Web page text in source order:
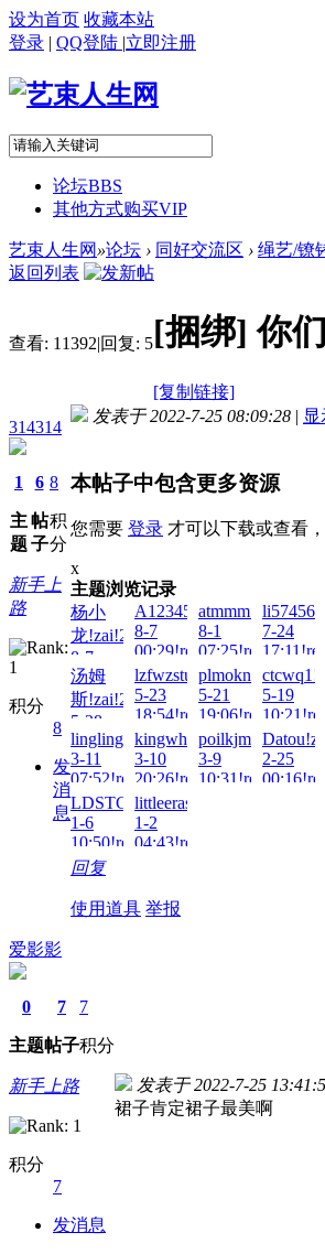
设为首页 收藏本站
登录 | QQ登陆 |立即注册
论坛BBS
其他方式购买VIP
艺束人生网 »论坛 › 同好交流区 › 绳艺/镣
返回列表
查看: 11392|回复: 5[捆绑]你
[复制链接]
314314
1
主
题
6
帖
子
8
积
分
新手上
路
积分
8
发
消
息
发表于 2022-7-25 08:09:28 |
本帖子中包含更多资源
您需要 登录 才可以下载或查看
x
主题浏览记录
杨小
龙!zai!2026-
8-7
09:22!read!
A123456...!zai!2026-
8-7
00:29!read!
atmmm!zai!2026-
8-1
07:25!read!
7-24
汤姆
斯!zai!2026-
5-28
00:53!read!
lzfwzstuvw!zai!2026-
5-23
18:54!read!
plmokn!zai!2026-
5-21
19:06!read!
5-19
lingling!zai!2026-
3-11
07:52!read!
kingwhole!zai!2026-
3-10
20:26!read!
3-9
10:31!read!
2-25
LDSTG!zai!2026-
1-6
10:50!read!
littleeras!zai!2026-
1-2
04:43!read!
回复
使用道具 举报
爱影影
0
主题
7
帖子
7
积分
新手上路
积分
7
发消息
发表于 2022-7-25
裙子肯定裙子最美啊